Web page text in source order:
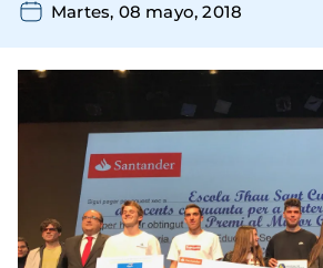
Martes, 08 mayo, 2018